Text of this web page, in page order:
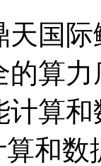
天国
力底
计算
算和